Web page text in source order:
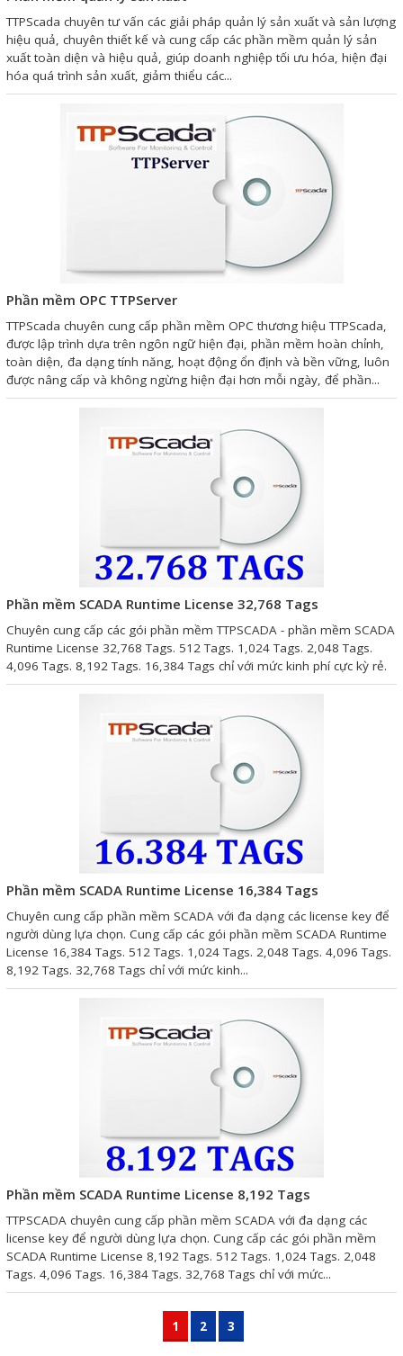
TTPScada chuyên tư vấn các giải pháp quản lý sản xuất và sản lượng
hiệu quả, chuyên thiết kế và cung cấp các phần mềm quản lý sản
xuất toàn diện và hiệu quả, giúp doanh nghiệp tối ưu hóa, hiện đại
hóa quá trình sản xuất, giảm thiểu các...
Phần mềm OPC TTPServer
TTPScada chuyên cung cấp phần mềm OPC thương hiệu TTPScada,
được lập trình dựa trên ngôn ngữ hiện đại, phần mềm hoàn chỉnh,
toàn diện, đa dạng tính năng, hoạt động ổn định và bền vững, luôn
được nâng cấp và không ngừng hiện đại hơn mỗi ngày, để phần...
Phần mềm SCADA Runtime License 32,768 Tags
Chuyên cung cấp các gói phần mềm TTPSCADA - phần mềm SCADA
Runtime License 32,768 Tags. 512 Tags. 1,024 Tags. 2,048 Tags.
4,096 Tags. 8,192 Tags. 16,384 Tags chỉ với mức kinh phí cực kỳ rẻ.
Phần mềm SCADA Runtime License 16,384 Tags
Chuyên cung cấp phần mềm SCADA với đa dạng các license key để
người dùng lựa chọn. Cung cấp các gói phần mềm SCADA Runtime
License 16,384 Tags. 512 Tags. 1,024 Tags. 2,048 Tags. 4,096 Tags.
8,192 Tags. 32,768 Tags chỉ với mức kinh...
Phần mềm SCADA Runtime License 8,192 Tags
TTPSCADA chuyên cung cấp phần mềm SCADA với đa dạng các
license key để người dùng lựa chọn. Cung cấp các gói phần mềm
SCADA Runtime License 8,192 Tags. 512 Tags. 1,024 Tags. 2,048
Tags. 4,096 Tags. 16,384 Tags. 32,768 Tags chỉ với mức...
1 2 3
Liên hệ
Đóng
TRÊN MẠNG XÃ HỘI
Gọi cho chúng tôi
Nhắn tin